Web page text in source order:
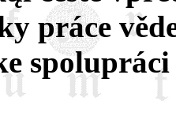
práce